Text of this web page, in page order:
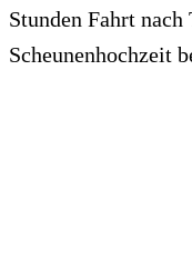
Stunden Fahrt
Scheunenhochzeit